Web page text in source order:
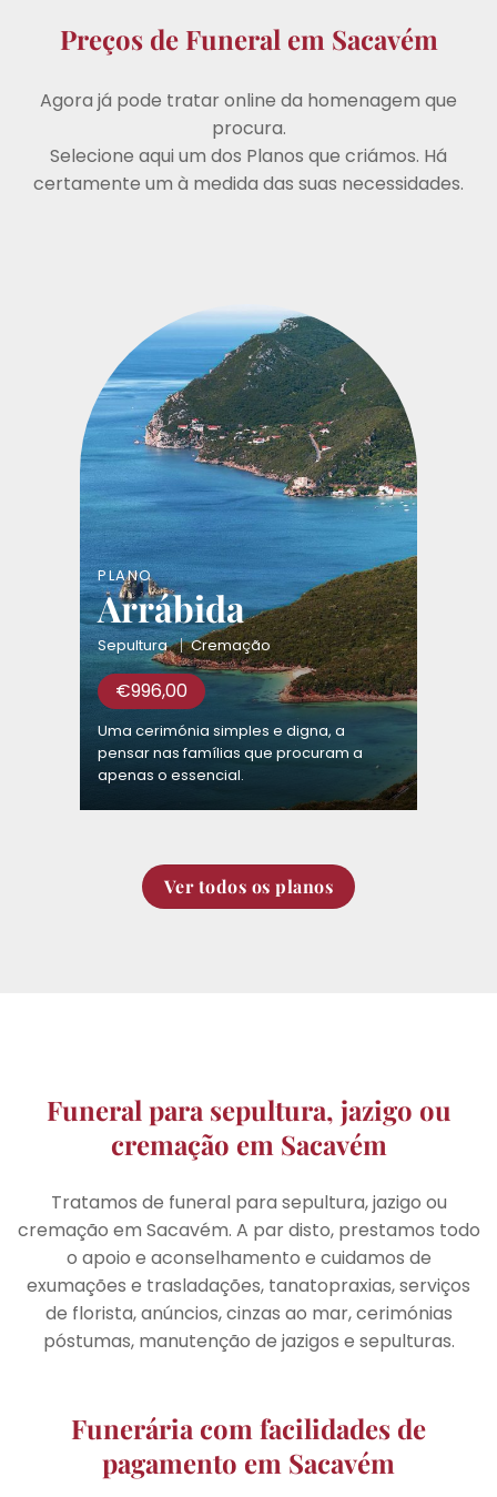
Preços de Funeral em Sacavém
Agora já pode tratar online da homenagem que
procura.
Selecione aqui um dos Planos que criámos. Há
certamente um à medida das suas necessidades.
PLANO
Arrábida
Sepultura Cremação
€996,00
Uma cerimónia simples e digna, a
pensar nas famílias que procuram a
apenas o essencial.
Ver todos os planos
Funeral para sepultura, jazigo ou
cremação em Sacavém
Tratamos de funeral para sepultura, jazigo ou
cremação em Sacavém. A par disto, prestamos todo
o apoio e aconselhamento e cuidamos de
exumações e trasladações, tanatopraxias, serviços
de florista, anúncios, cinzas ao mar, cerimónias
póstumas, manutenção de jazigos e sepulturas.
Funerária com facilidades de
pagamento em Sacavém